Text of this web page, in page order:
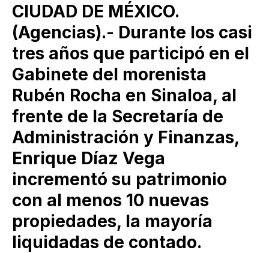
CIUDAD DE MÉXICO.
(Agencias).- Durante los casi
tres años que participó en el
Gabinete del morenista
Rubén Rocha en Sinaloa, al
frente de la Secretaría de
Administración y Finanzas,
Enrique Díaz Vega
incrementó su patrimonio
con al menos 10 nuevas
propiedades, la mayoría
liquidadas de contado.